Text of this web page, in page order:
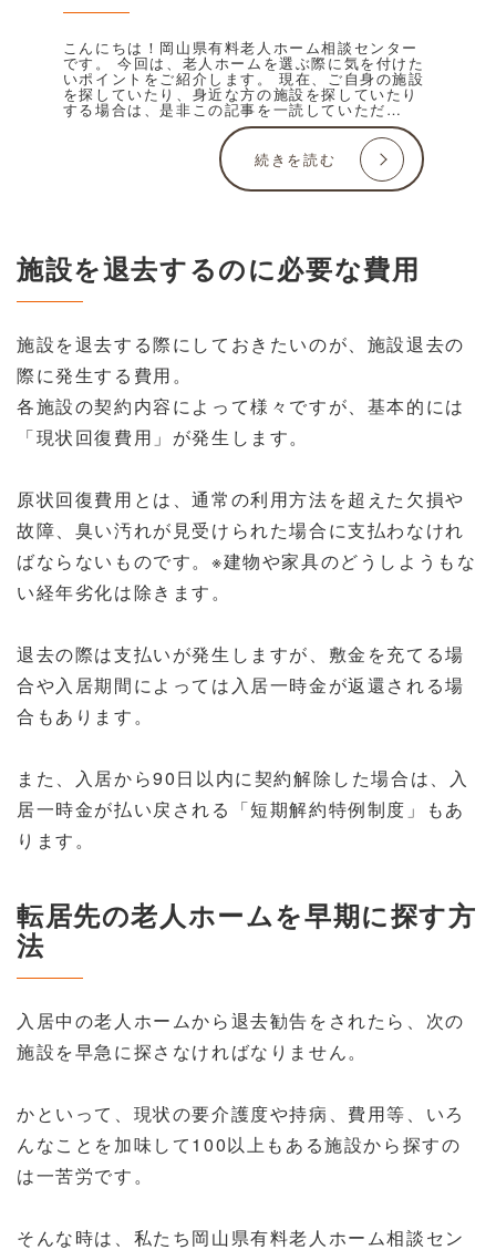
こんにちは！岡山県有料老人ホーム相談センター
です。 今回は、老人ホームを選ぶ際に気を付けた
いポイントをご紹介します。 現在、ご自身の施設
を探していたり、身近な方の施設を探していたり
する場合は、是非この記事を一読していただ…
続きを読む
施設を退去するのに必要な費用
施設を退去する際にしておきたいのが、施設退去の
際に発生する費用。
各施設の契約内容によって様々ですが、基本的には
「現状回復費用」が発生します。
原状回復費用とは、通常の利用方法を超えた欠損や
故障、臭い汚れが見受けられた場合に支払わなけれ
ばならないものです。※建物や家具のどうしようもな
い経年劣化は除きます。
退去の際は支払いが発生しますが、敷金を充てる場
合や入居期間によっては入居一時金が返還される場
合もあります。
また、入居から90日以内に契約解除した場合は、入
居一時金が払い戻される「短期解約特例制度」もあ
ります。
転居先の老人ホームを早期に探す方
法
入居中の老人ホームから退去勧告をされたら、次の
施設を早急に探さなければなりません。
かといって、現状の要介護度や持病、費用等、いろ
んなことを加味して100以上もある施設から探すの
は一苦労です。
そんな時は、私たち岡山県有料老人ホーム相談セン